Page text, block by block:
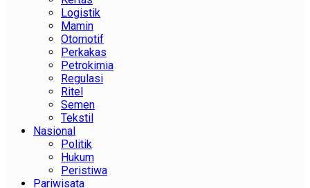
Logistik
Mamin
Otomotif
Perkakas
Petrokimia
Regulasi
Ritel
Semen
Tekstil
Nasional
Politik
Hukum
Peristiwa
Pariwisata